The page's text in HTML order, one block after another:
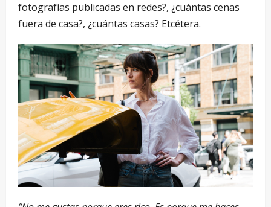
fotografías publicadas en redes?, ¿cuántas cenas
fuera de casa?, ¿cuántas casas? Etcétera.